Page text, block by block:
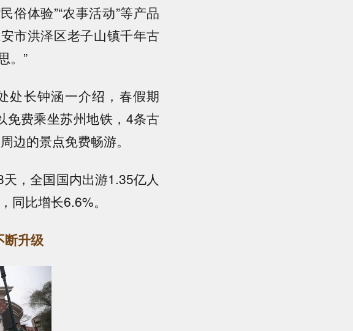
体验”“农事活动”等产品
市洪泽区老子山镇千年古
。”
长钟涵一介绍，春假期
免费乘坐苏州地铁，4条古
边的景点免费畅游。
，全国国内出游1.35亿人
同比增长6.6%。
断升级